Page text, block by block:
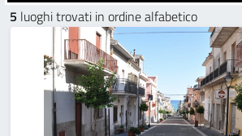
5 luoghi trovati in ordine alfabetico